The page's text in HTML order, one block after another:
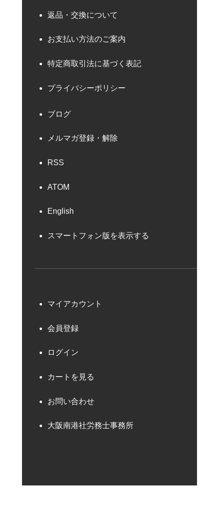
返品・交換について
お支払い方法のご案内
特定商取引法に基づく表記
プライバシーポリシー
ブログ
メルマガ登録・解除
RSS
ATOM
English
スマートフォン版を表示する
マイアカウント
会員登録
ログイン
カートを見る
お問い合わせ
大阪南港社労務士事務所